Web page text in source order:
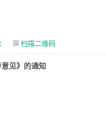
扫描二维码
见》的通知